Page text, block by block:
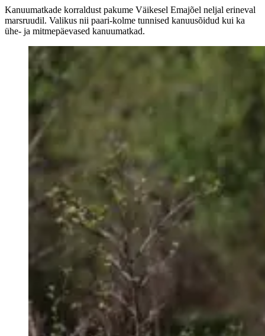
Kanuumatkade korraldust pakume Väikesel Emajõel neljal erineval
marsruudil. Valikus nii paari-kolme tunnised kanuusõidud kui ka
ühe- ja mitmepäevased kanuumatkad.